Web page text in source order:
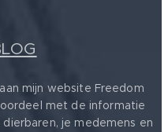
mijn website Freedom
met de informatie
je medemens en